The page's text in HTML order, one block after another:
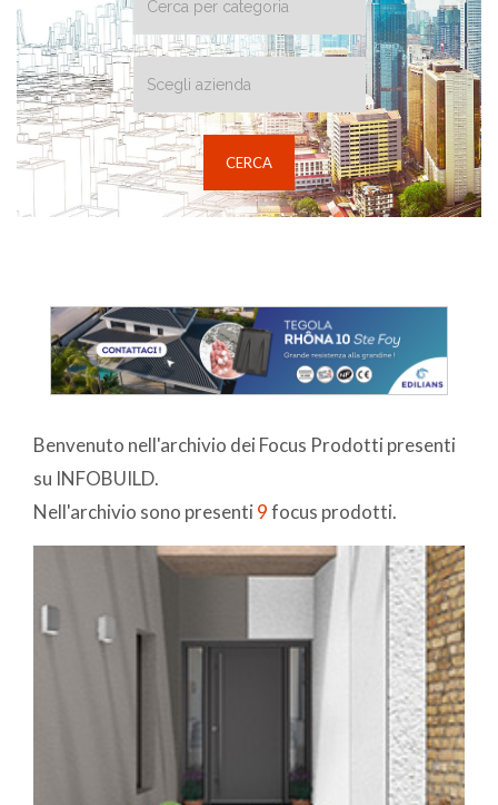
Benvenuto nell'archivio dei Focus Prodotti presenti
su INFOBUILD.
Nell'archivio sono presenti 9focus prodotti.